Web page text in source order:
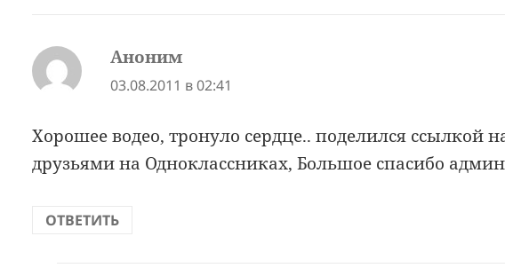
Аноним
03.08.2011 в 02:41
Хорошее водео, тронуло сердце.. поделился ссылкой
друзьями на Одноклассниках, Большое спасибо
ОТВЕТИТЬ